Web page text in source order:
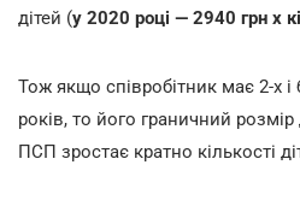
дітей (у 2020 році — 2940 грн х
Тож якщо співробітник має 2-х і
років, то його граничний
ПСП зростає кратно кількості